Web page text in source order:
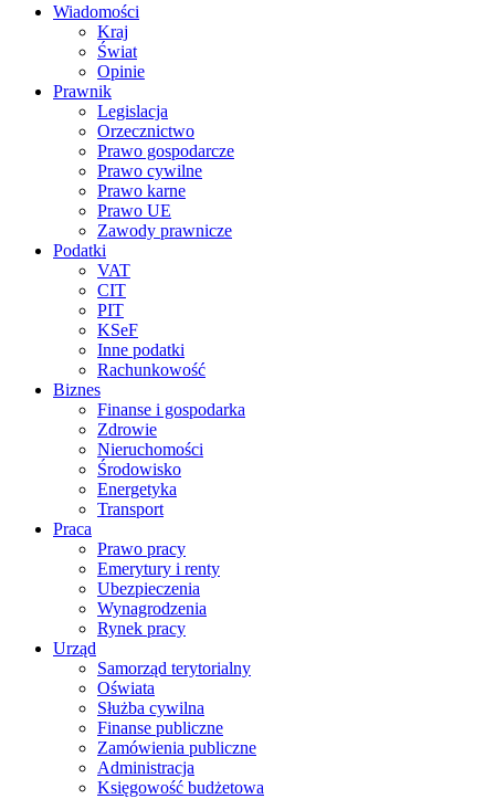
Wiadomości
Kraj
Świat
Opinie
Prawnik
Legislacja
Orzecznictwo
Prawo gospodarcze
Prawo cywilne
Prawo karne
Prawo UE
Zawody prawnicze
Podatki
VAT
CIT
PIT
KSeF
Inne podatki
Rachunkowość
Biznes
Finanse i gospodarka
Zdrowie
Nieruchomości
Środowisko
Energetyka
Transport
Praca
Prawo pracy
Emerytury i renty
Ubezpieczenia
Wynagrodzenia
Rynek pracy
Urząd
Samorząd terytorialny
Oświata
Służba cywilna
Finanse publiczne
Zamówienia publiczne
Administracja
Księgowość budżetowa